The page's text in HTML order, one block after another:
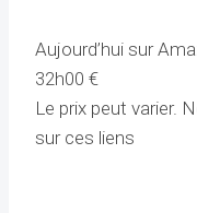
Aujourd’hui sur
32h00 €
Le prix peut varier.
sur ces liens